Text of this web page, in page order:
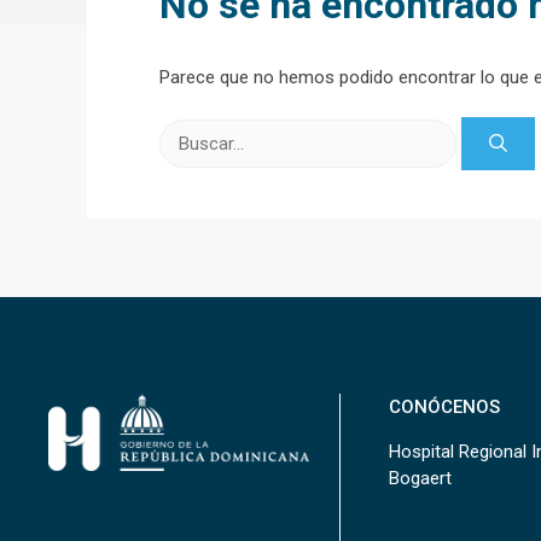
Parece que no hemos podido encontrar lo que
CONÓCENOS
Hospital Regional
Bogaert